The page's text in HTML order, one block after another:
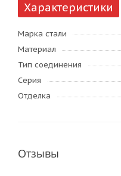
Характеристики
Марка стали
Материал
Тип соединения
Серия
Отделка
Отзывы